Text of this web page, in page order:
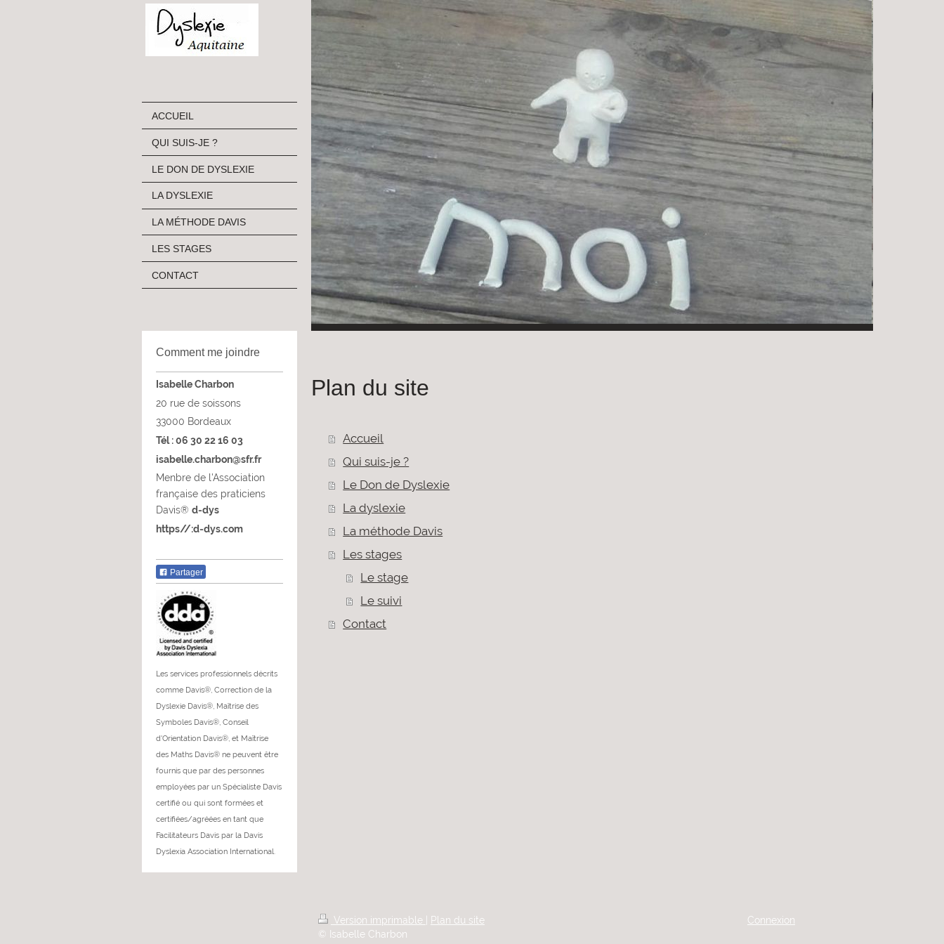
ACCUEIL
QUI SUIS-JE ?
LE DON DE DYSLEXIE
LA DYSLEXIE
LA MÉTHODE DAVIS
LES STAGES
CONTACT
Comment me joindre
Isabelle Charbon
20 rue de soissons
33000 Bordeaux
Tél : 06 30 22 16 03
isabelle.charbon@sfr.fr
Menbre de l'Association
française des praticiens
Davis® d-dys
https//:d-dys.com
Partager
Les services professionnels décrits
comme Davis®, Correction de la
Dyslexie Davis®, Maîtrise des
Symboles Davis®, Conseil
d'Orientation Davis®, et Maîtrise
des Maths Davis® ne peuvent être
fournis que par des personnes
employées par un Spécialiste Davis
certifié ou qui sont formées et
certifiées/agréées en tant que
Facilitateurs Davis par la Davis
Dyslexia Association International.
Plan du site
Accueil
Qui suis-je ?
Le Don de Dyslexie
La dyslexie
La méthode Davis
Les stages
Le stage
Le suivi
Contact
Version imprimable
Plan du site
© Isabelle Charbon
Connexion